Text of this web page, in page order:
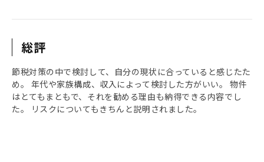
総評
節税対策の中で検討して、自分の現状に合っていると感じたた
め。 年代や家族構成、収入によって検討した方がいい。 物件
はとてもまともで、それを勧める理由も納得できる内容でし
た。 リスクについてもきちんと説明されました。